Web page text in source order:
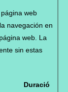
web
navegación en
web. La
sin estas
Duració